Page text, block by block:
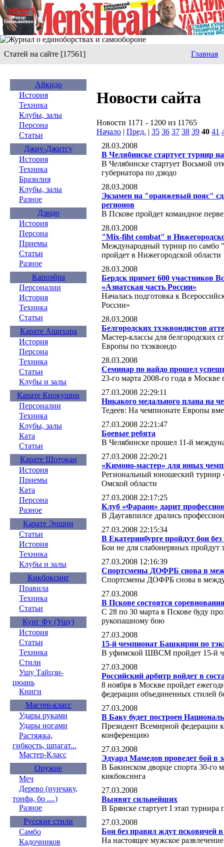
Статей на сайте [17561] Главная
Айкидо
История
Техника
Клубы, залы
Персона
Статьи
Джиу-Джитсу
История
Техника
Бразилия
Клубы, залы
Разное
Дзюдо
История
Персона
Приемы
Статьи
Разное
Капоэйра
Персоналии
История
Техника
Статьи
Карате Ашихара
История
Персона
Техника
Статьи
Клубы и залы
Карате Киокушин
Персоналии
Техника
Клубы, залы
Ката
Статьи
Карате Шотокан
История
Приемы
Ката
Персона
Разное
Карате Эншин
Статьи
История
Техника
Клубы и залы
Кикбоксинг
Правила
Техника
Статьи
Кунг Фу (Ушу)
История
Статьи
Техника
Стили
Ушу Тайцзи-
цюань
Книги
Мастер-класс
Удары руками
Удары ногами
Растяжка,
гибкость, шпагат...
Мастер-Класс
Оружие
Меч
Дерево (нунчаку,
тонфа, бо ....)
Разное
Русские стили
Самбо
Кадочников
Новости сайта
Новости 1171 - 1200 из 11765
Начало | Пред. | 35 36 37 38 39 40 41
28.03.2008
В Челябинске стартует турнир
В Челябинске стартует Восьмой
губернатора по дзюдо
28.03.2008
Экзамен на "оранжевый пояс"
регионов
В Пскове пройдет командное
28.03.2008
"Mix-fiht combat" в
Международный турнир по самбо
пройдет в Нижегородской области
28.03.2008
Бердск примет 600 участников
«Азиатская часть России»
Началась подготовка к
России»
28.03.2008
Белгородских тхэквондистов
Мастер-классы для белгородских
Европы по тхэквондо
28.03.2008
Семинар по иайдо прошел
23-го марта 2008-го года в
27.03.2008 22:29:11
Никакого медального плана на
Тедеев: На чемпионате Европы
27.03.2008 22:21:47
Боевые ребята
В Челябинске прошел 11-й
27.03.2008 22:20:21
«Кимоно-мастер» для юных
Региональный юношеский турнир
Омской области
27.03.2008 22:17:25
Клуб «Фараон» дарит
В Даугавпилсе дрались
27.03.2008 22:15:34
В Екатеринбурге пройдут бои
Бои не для слабонервных пройдут
27.03.2008 12:16:39
Спортсмены ДОФРБ снова в
Спортсмены ДОФРБ снова в
27.03.2008
В Пскове состоятся
С 28 по 30 марта в Пскове буду
рукопашному бою
27.03.2008
15-й чемпионат Башкирии по
В уфимской ШВСМ пройдет 15-й
27.03.2008
Российский арбитр войдет в
8 ноября в Москве пройдет
федерации объединенных стилей
27.03.2008
В Баку будет построен
Президент Всемирной федерации
конференцию
27.03.2008
Эдуард Мамедов проведет бой в
В Бакинском дворце спорта 30-го
кикбоксинга
27.03.2008
Выявят сильнейших
В Брянске стартует I этап турнира
27.03.2008
Бои без правил ждут псковичей
На настоящее мужское